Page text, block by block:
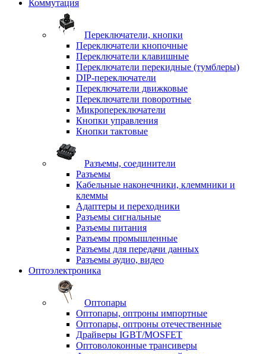
Коммутация
Переключатели, кнопки
Переключатели кнопочные
Переключатели клавишные
Переключатели перекидные (тумблеры)
DIP-переключатели
Переключатели движковые
Переключатели поворотные
Микропереключатели
Кнопки управления
Кнопки тактовые
Разъемы, соединители
Разъемы
Кабельные наконечники, клеммники и
клеммы
Адаптеры и переходники
Разъемы сигнальные
Разъемы питания
Разъемы промышленные
Разъемы для передачи данных
Разъемы аудио, видео
Оптоэлектроника
Оптопары
Оптопары, оптроны импортные
Оптопары, оптроны отечественные
Драйверы IGBT/MOSFET
Оптоволоконные трансиверы